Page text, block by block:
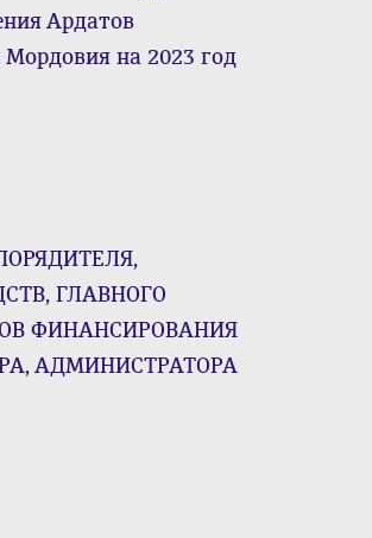
Ардатов
на 2023 год
ГЛАВНОГО
ФИНАНСИРОВАНИЯ
АДМИНИСТРАТОРА